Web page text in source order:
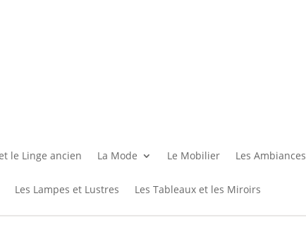
le Linge ancien La Mode Le Mobilier Les Ambiances
Les Lampes et Lustres Les Tableaux et les Miroirs